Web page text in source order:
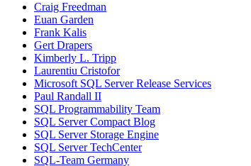
Craig Freedman
Euan Garden
Frank Kalis
Gert Drapers
Kimberly L. Tripp
Laurentiu Cristofor
Microsoft SQL Server Release Services
Paul Randall II
SQL Programmability Team
SQL Server Compact Blog
SQL Server Storage Engine
SQL Server TechCenter
SQL-Team Germany